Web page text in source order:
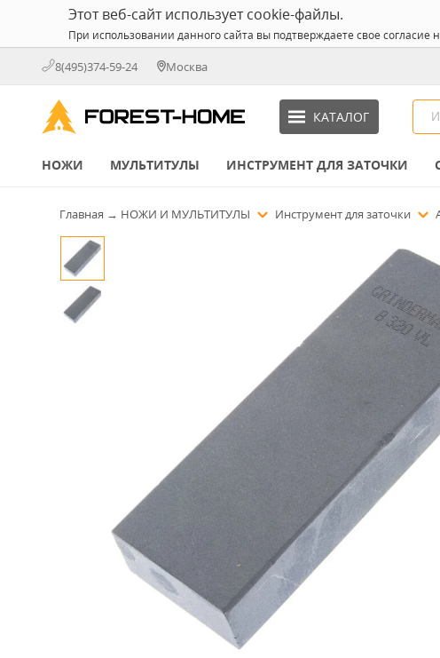
Этот веб-сайт использует cookie-файлы.
При использовании данного сайта вы подтверждаете свое
8(495)374-59-24 Москва
КАТАЛОГ
НОЖИ МУЛЬТИТУЛЫ ИНСТРУМЕНТ ДЛЯ ЗАТОЧКИ
Главная → НОЖИ И МУЛЬТИТУЛЫ Инструмент для заточки